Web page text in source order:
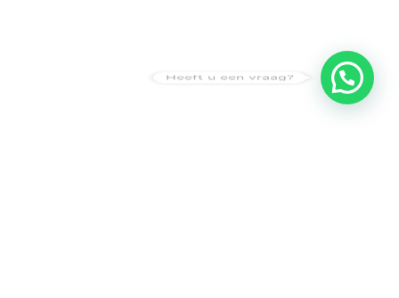
Heeft u een vraag?